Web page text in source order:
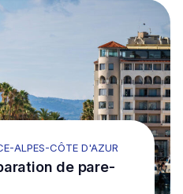
de pare-brise à
ALPES-CÔTE D'AZUR
de pare-